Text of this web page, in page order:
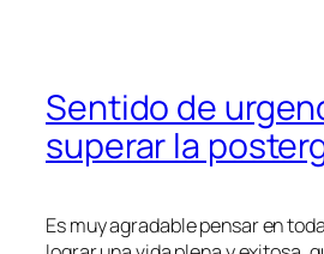
Sentido de
superar la
Es muy agradable pensar en